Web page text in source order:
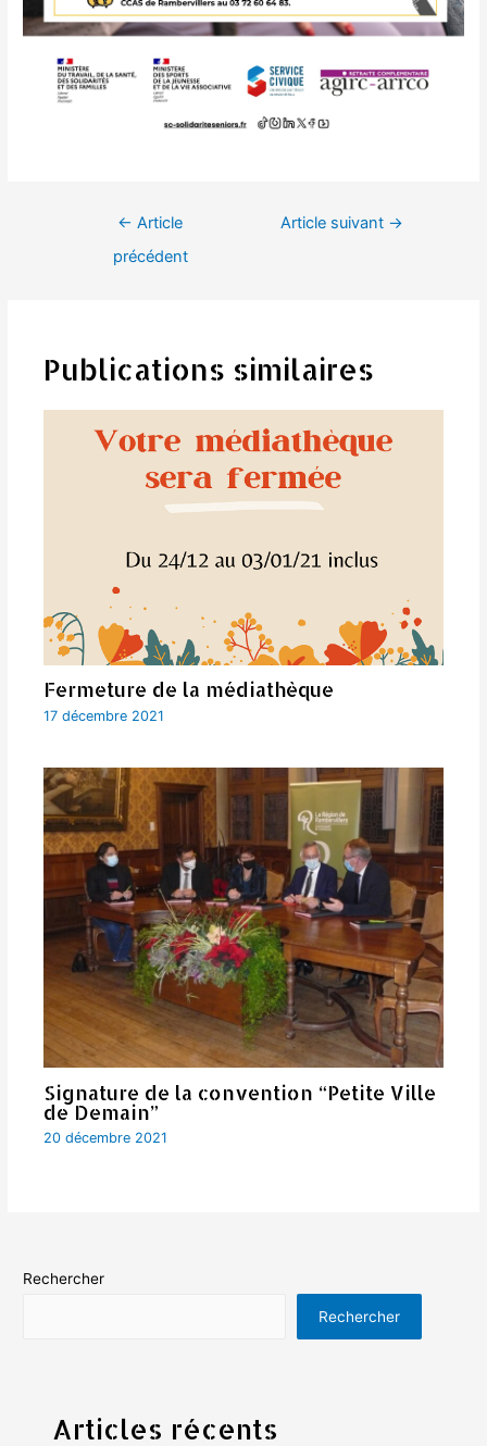
Navigation← Article
précédent
Article suivant →
Publications similaires
Fermeture de la médiathèque
17 décembre 2021
Signature de la convention “Petite Ville
de Demain”
20 décembre 2021
Rechercher
Rechercher
Articles récents